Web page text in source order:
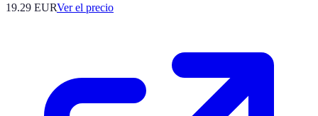
19.29 EURVer el precio